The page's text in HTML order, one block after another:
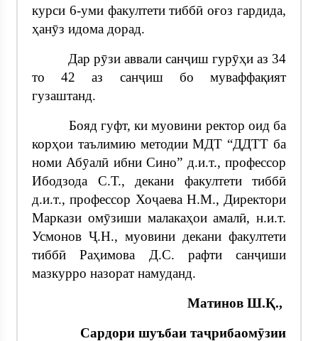
курси 6-уми факултети тиббӣ оғоз гардида,
ҳанӯз идома дорад.
Дар рӯзи аввали санҷиш гурӯҳи аз 34
то 42 аз санҷиш бо муваффақият
гузаштанд.
Бояд гуфт, ки муовини ректор оид ба
корҳои таълимию методии МДТ “ДДТТ ба
номи Абӯалӣ ибни Сино” д.и.т., профессор
Ибодзода С.Т., декани факултети тиббӣ
д.и.т., профессор Хоҷаева Н.М., Директори
Маркази омӯзиши малакаҳои амалӣ, н.и.т.
Усмонов Ҷ.Н., муовини декани факултети
тиббӣ Раҳимова Д.С. рафти санҷиши
мазкурро назорат намуданд.
Матинов Ш.Қ.,
Сардори шуъбаи таҷрибаомӯзии